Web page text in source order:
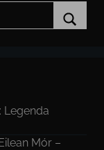
Legenda
Mór –